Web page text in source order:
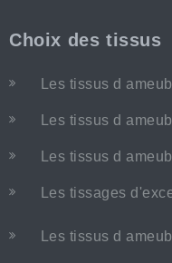
Choix des tissus
Les tissus d
Les tissus d
Les tissus d
Les tissages
Les tissus d